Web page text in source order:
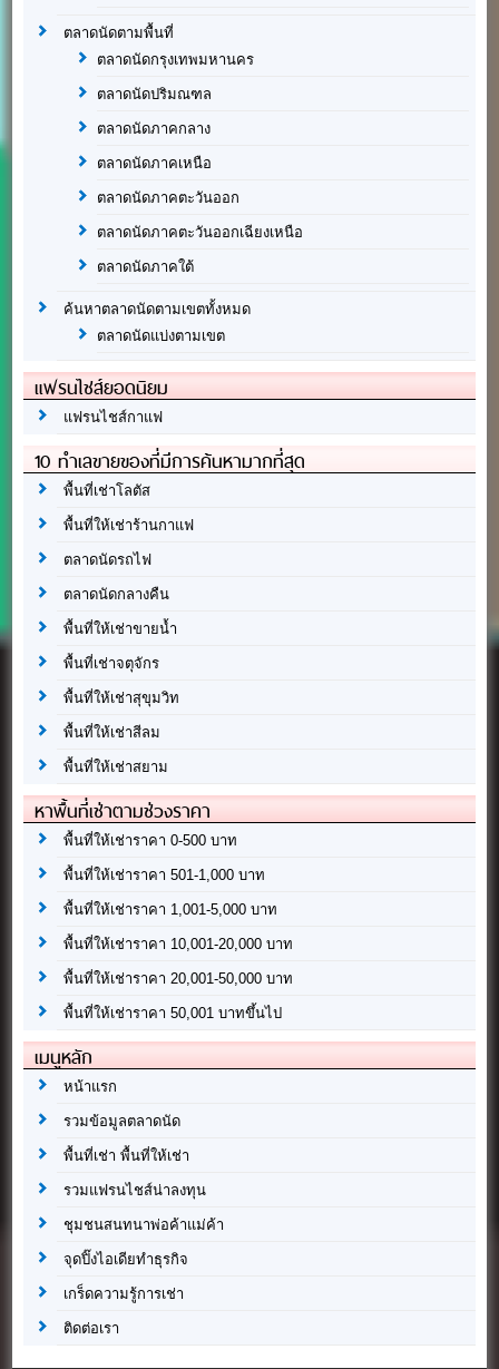
ตลาดนัดตามพื้นที่
ตลาดนัดกรุงเทพมหานคร
ตลาดนัดปริมณฑล
ตลาดนัดภาคกลาง
ตลาดนัดภาคเหนือ
ตลาดนัดภาคตะวันออก
ตลาดนัดภาคตะวันออกเฉียงเหนือ
ตลาดนัดภาคใต้
ค้นหาตลาดนัดตามเขตทั้งหมด
ตลาดนัดแบ่งตามเขต
แฟรนไชส์ยอดนิยม
แฟรนไชส์กาแฟ
10 ทำเลขายของที่มีการค้นหามากที่สุด
พื้นที่เช่าโลตัส
พื้นที่ให้เช่าร้านกาแฟ
ตลาดนัดรถไฟ
ตลาดนัดกลางคืน
พื้นที่ให้เช่าขายน้ำ
พื้นที่เช่าจตุจักร
พื้นที่ให้เช่าสุขุมวิท
พื้นที่ให้เช่าสีลม
พื้นที่ให้เช่าสยาม
หาพื้นที่เช่าตามช่วงราคา
พื้นที่ให้เช่าราคา 0-500 บาท
พื้นที่ให้เช่าราคา 501-1,000 บาท
พื้นที่ให้เช่าราคา 1,001-5,000 บาท
พื้นที่ให้เช่าราคา 10,001-20,000 บาท
พื้นที่ให้เช่าราคา 20,001-50,000 บาท
พื้นที่ให้เช่าราคา 50,001 บาทขึ้นไป
เมนูหลัก
หน้าแรก
รวมข้อมูลตลาดนัด
พื้นที่เช่า พื้นที่ให้เช่า
รวมแฟรนไชส์น่าลงทุน
ชุมชนสนทนาพ่อค้าแม่ค้า
จุดปิ๊งไอเดียทำธุรกิจ
เกร็ดความรู้การเช่า
ติดต่อเรา